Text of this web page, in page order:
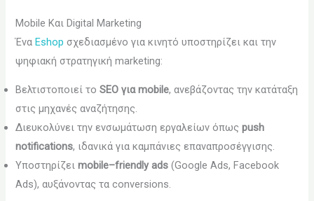
Mobile Και Digital Marketing
ΈναEshop σχεδιασμένο για κινητό υποστηρίζει και την
ψηφιακή στρατηγική marketing:
Βελτιστοποιεί τοSEO για mobile, ανεβάζοντας την κατάταξη
στις μηχανές αναζήτησης.
Διευκολύνει την ενσωμάτωση εργαλείων όπωςpush
notifications, ιδανικά για καμπάνιες επαναπροσέγγισης.
Υποστηρίζειmobile–friendly ads (Google Ads, Facebook
Ads), αυξάνοντας τα conversions.